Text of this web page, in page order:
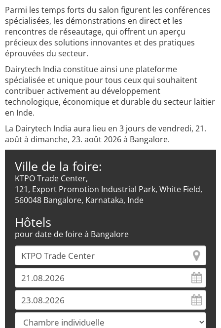
Parmi les temps forts du salon figurent les conférences
spécialisées, les démonstrations en direct et les
rencontres de réseautage, qui offrent un aperçu
précieux des solutions innovantes et des pratiques
éprouvées du secteur.
Dairytech India constitue ainsi une plateforme
spécialisée et unique pour tous ceux qui souhaitent
contribuer activement au développement
technologique, économique et durable du secteur laitier
en Inde.
La Dairytech India aura lieu en 3 jours de vendredi, 21.
août à dimanche, 23. août 2026 à Bangalore.
Ville de la foire:
KTPO Trade Center,
121, Export Promotion Industrial Park, White Field,
560048 Bangalore, Karnataka, Inde
Hôtels
pour date de foire à Bangalore